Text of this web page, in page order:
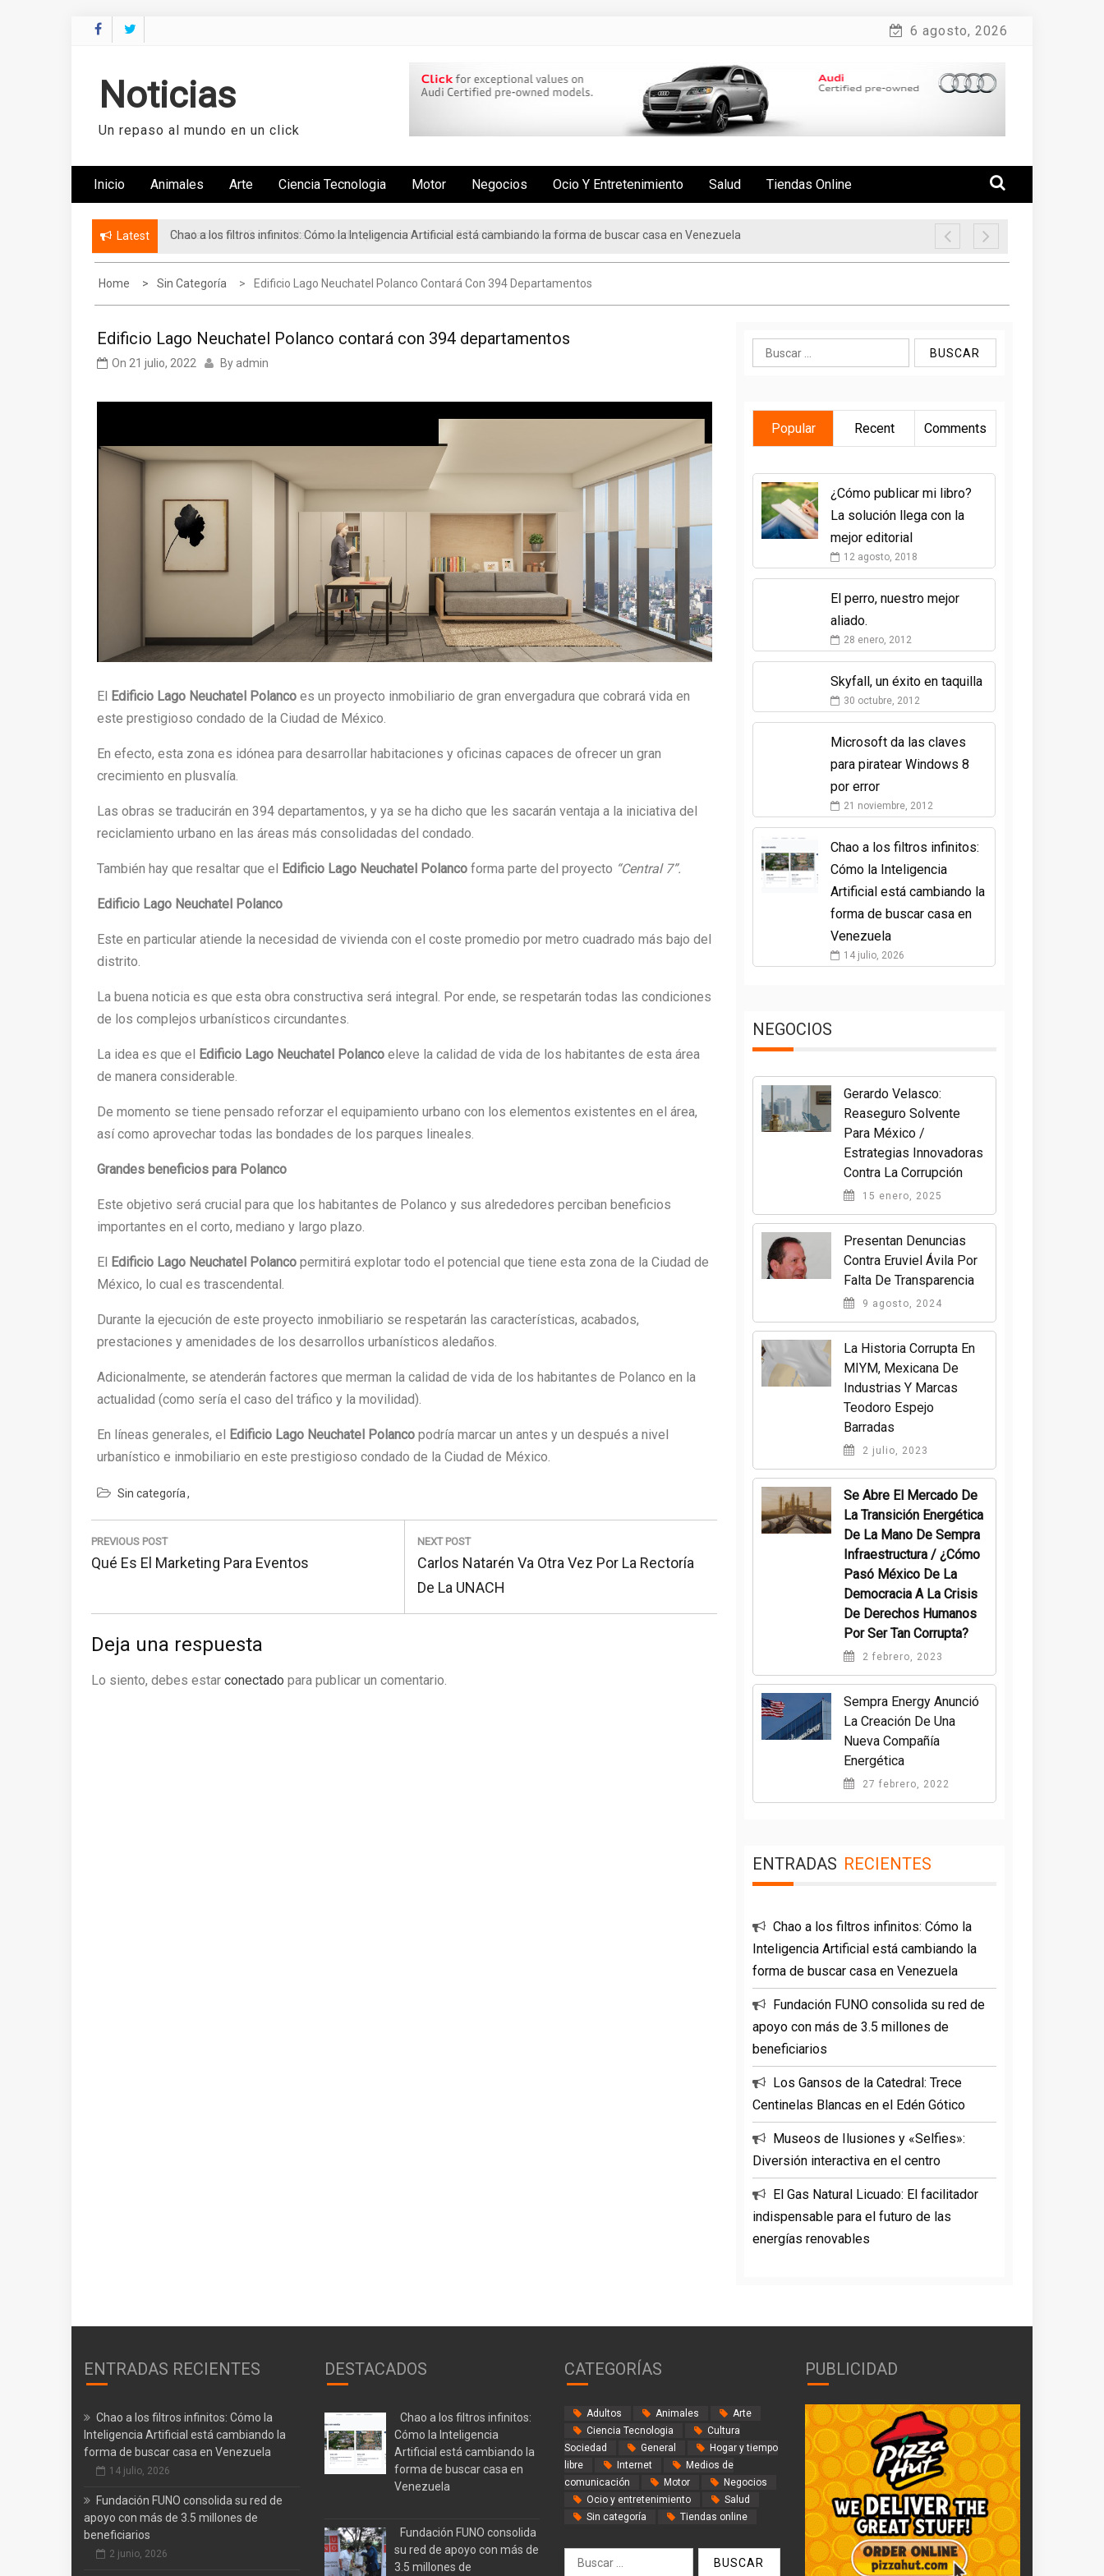
Skip
6 agosto, 2026
Noticias
Un repaso al mundo en un click
Inicio Animales Arte Ciencia Tecnologia Motor Negocios Ocio Y Entretenimiento Salud Tiendas Online
Latest Chao a los filtros infinitos: Cómo la Inteligencia Artificial está cambiando la forma de buscar casa en Venezuela
Fundación FUNO consolida su red de apoyo con más de 3.5 millones de beneficiarios
Home Sin Categoría Edificio Lago Neuchatel Polanco Contará Con 394 Departamentos
Edificio Lago Neuchatel Polanco contará con 394 departamentos
On 21 julio, 2022 By admin
El Edificio Lago Neuchatel Polanco es un proyecto inmobiliario de gran envergadura que cobrará vida en
este prestigioso condado de la Ciudad de México.
En efecto, esta zona es idónea para desarrollar habitaciones y oficinas capaces de ofrecer un gran
crecimiento en plusvalía.
Las obras se traducirán en 394 departamentos, y ya se ha dicho que les sacarán ventaja a la iniciativa del
reciclamiento urbano en las áreas más consolidadas del condado.
También hay que resaltar que el Edificio Lago Neuchatel Polanco forma parte del proyecto “Central 7”.
Edificio Lago Neuchatel Polanco
Este en particular atiende la necesidad de vivienda con el coste promedio por metro cuadrado más bajo del
distrito.
La buena noticia es que esta obra constructiva será integral. Por ende, se respetarán todas las condiciones
de los complejos urbanísticos circundantes.
La idea es que el Edificio Lago Neuchatel Polanco eleve la calidad de vida de los habitantes de esta área
de manera considerable.
De momento se tiene pensado reforzar el equipamiento urbano con los elementos existentes en el área,
así como aprovechar todas las bondades de los parques lineales.
Grandes beneficios para Polanco
Este objetivo será crucial para que los habitantes de Polanco y sus alrededores perciban beneficios
importantes en el corto, mediano y largo plazo.
El Edificio Lago Neuchatel Polanco permitirá explotar todo el potencial que tiene esta zona de la Ciudad de
México, lo cual es trascendental.
Durante la ejecución de este proyecto inmobiliario se respetarán las características, acabados,
prestaciones y amenidades de los desarrollos urbanísticos aledaños.
Adicionalmente, se atenderán factores que merman la calidad de vida de los habitantes de Polanco en la
actualidad (como sería el caso del tráfico y la movilidad).
En líneas generales, el Edificio Lago Neuchatel Polanco podría marcar un antes y un después a nivel
urbanístico e inmobiliario en este prestigioso condado de la Ciudad de México.
Sin categoría
Navegación
de
entradas
PREVIOUS POST
Previous
Qué Es El Marketing Para Eventos
NEXT POST
Next
Post:
Carlos Natarén Va Otra Vez Por La Rectoría
De La UNACH
Deja una respuesta
Lo siento, debes estar conectado para publicar un comentario.
Buscar:
Popular Recent Comments
¿Cómo publicar mi libro?
La solución llega con la
mejor editorial
12 agosto, 2018
El perro, nuestro mejor
aliado.
28 enero, 2012
Skyfall, un éxito en taquilla
30 octubre, 2012
Microsoft da las claves
para piratear Windows 8
por error
21 noviembre, 2012
Chao a los filtros infinitos:
Cómo la Inteligencia
Artificial está cambiando la
forma de buscar casa en
Venezuela
14 julio, 2026
NEGOCIOS
Gerardo Velasco:
Reaseguro Solvente
Para México /
Estrategias Innovadoras
Contra La Corrupción
15 enero, 2025
Presentan Denuncias
Contra Eruviel Ávila Por
Falta De Transparencia
9 agosto, 2024
La Historia Corrupta En
MIYM, Mexicana De
Industrias Y Marcas
Teodoro Espejo
Barradas
2 julio, 2023
Se Abre El Mercado De
La Transición Energética
De La Mano De Sempra
Infraestructura / ¿Cómo
Pasó México De La
Democracia A La Crisis
De Derechos Humanos
Por Ser Tan Corrupta?
2 febrero, 2023
Sempra Energy Anunció
La Creación De Una
Nueva Compañía
Energética
27 febrero, 2022
ENTRADAS RECIENTES
Chao a los filtros infinitos: Cómo la
Inteligencia Artificial está cambiando la
forma de buscar casa en Venezuela
Fundación FUNO consolida su red de
apoyo con más de 3.5 millones de
beneficiarios
Los Gansos de la Catedral: Trece
Centinelas Blancas en el Edén Gótico
Museos de Ilusiones y «Selfies»:
Diversión interactiva en el centro
El Gas Natural Licuado: El facilitador
indispensable para el futuro de las
energías renovables
ENTRADAS RECIENTES
Chao a los filtros infinitos: Cómo la
Inteligencia Artificial está cambiando la
forma de buscar casa en Venezuela
14 julio, 2026
Fundación FUNO consolida su red de
apoyo con más de 3.5 millones de
beneficiarios
2 junio, 2026
DESTACADOS
Chao a los filtros infinitos:
Cómo la Inteligencia
Artificial está cambiando la
forma de buscar casa en
Venezuela
Fundación FUNO consolida
su red de apoyo con más de
3.5 millones de
CATEGORÍAS
Adultos Animales
Arte
Ciencia Tecnologia
Cultura
Sociedad
General
Hogar y tiempo
libre
Internet
Medios de
comunicación
Motor
Negocios
Ocio y entretenimiento
Salud
Sin categoría
Tiendas online
Buscar:
PUBLICIDAD